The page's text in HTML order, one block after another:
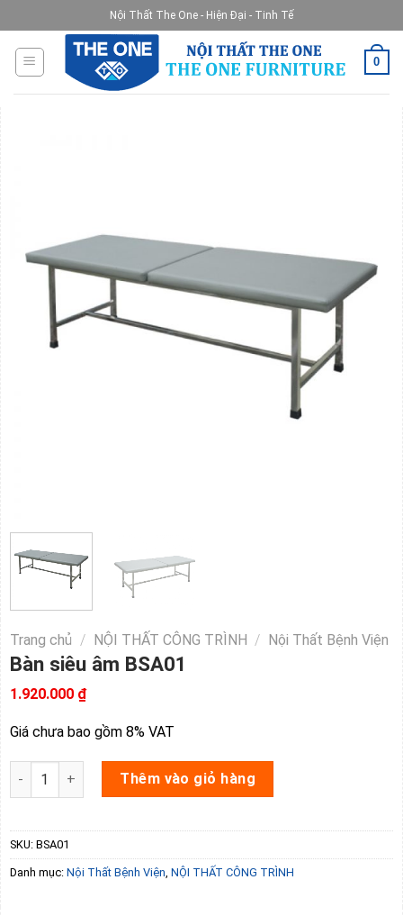
to
content
Nội Thất The One - Hiện Đại - Tinh Tế
0
Trang chủ / NỘI THẤT CÔNG TRÌNH / Nội Thất Bệnh Viện
Bàn siêu âm BSA01
1.920.000 ₫
Giá chưa bao gồm 8% VAT
Bàn siêu âm BSA01 số lượngThêm vào giỏ hàng
SKU: BSA01
Danh mục: Nội Thất Bệnh Viện, NỘI THẤT CÔNG TRÌNH